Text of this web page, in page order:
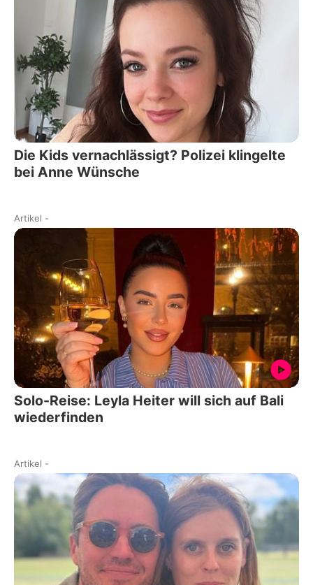
Die Kids vernachlässigt? Polizei klingelte
bei Anne Wünsche
Artikel -
Solo-Reise: Leyla Heiter will sich auf Bali
wiederfinden
Artikel -